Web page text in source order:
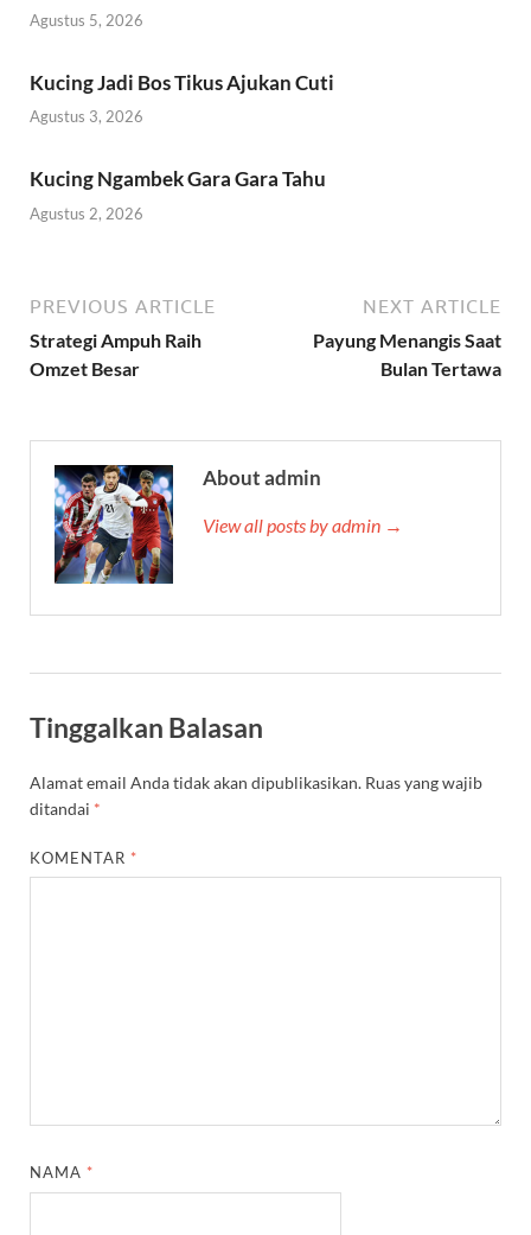
Agustus 5, 2026
Kucing Jadi Bos Tikus Ajukan Cuti
Agustus 3, 2026
Kucing Ngambek Gara Gara Tahu
Agustus 2, 2026
PREVIOUS ARTICLE
Strategi Ampuh Raih
Omzet Besar
NEXT ARTICLE
Payung Menangis Saat
Bulan Tertawa
About admin
View all posts by admin →
Tinggalkan Balasan
Alamat email Anda tidak akan dipublikasikan. Ruas yang wajib
ditandai *
KOMENTAR *
NAMA *